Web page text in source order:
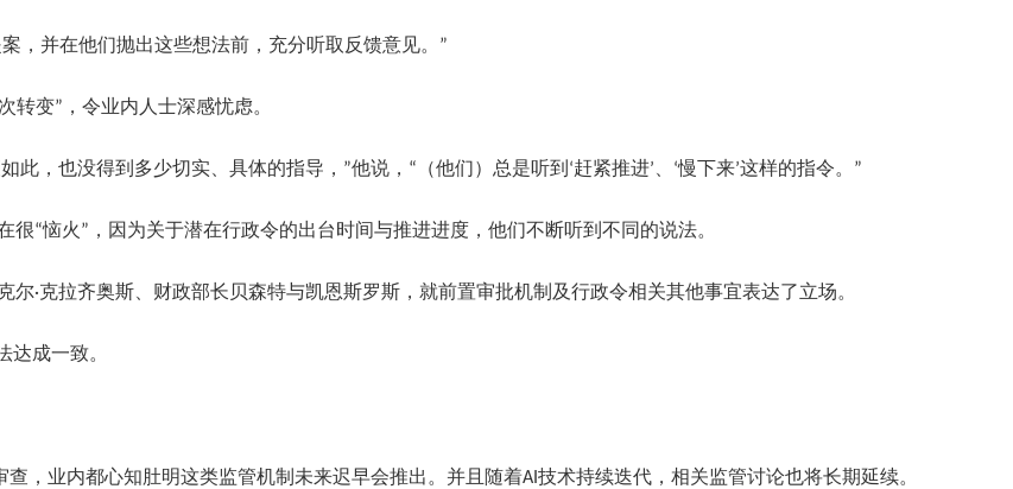
，并在他们抛出这些想法前，充分听取反馈意见。”
转变”，令业内人士深感忧虑。
，也没得到多少切实、具体的指导，”他说，“（他们）总是听到‘赶紧推进’、‘慢下来’这样的指令。”
“恼火”，因为关于潜在行政令的出台时间与推进进度，他们不断听到不同的说法。
·克拉齐奥斯、财政部长贝森特与凯恩斯罗斯，就前置审批机制及行政令相关其他事宜表达了立场。
达成一致。
，业内都心知肚明这类监管机制未来迟早会推出。并且随着AI技术持续迭代，相关监管讨论也将长期延续。